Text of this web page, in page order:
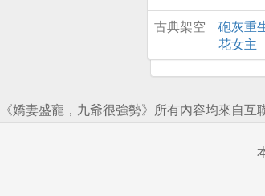
古典架空
砲灰重
花女主
《嬌妻盛寵，九爺很強勢》所有內容均來自